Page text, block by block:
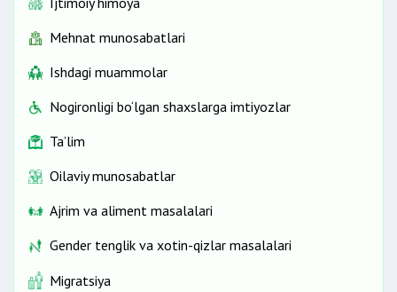
Mehnat munosabatlari
Ishdagi muammolar
Nogironligi bo‘lgan shaxslarga imtiyozlar
Ta’lim
Oilaviy munosabatlar
Ajrim va aliment masalalari
Gender tenglik va xotin-qizlar masalalari
Migratsiya